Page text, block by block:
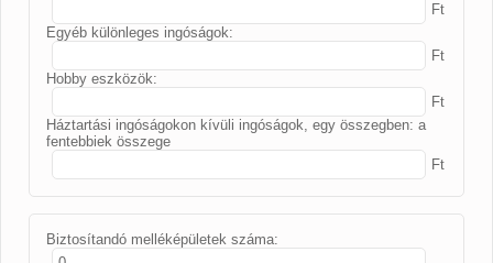
Ft
Egyéb különleges ingóságok:
Ft
Hobby eszközök:
Ft
Háztartási ingóságokon kívüli ingóságok, egy összegben: a
fentebbiek összege
Ft
Biztosítandó melléképületek száma: